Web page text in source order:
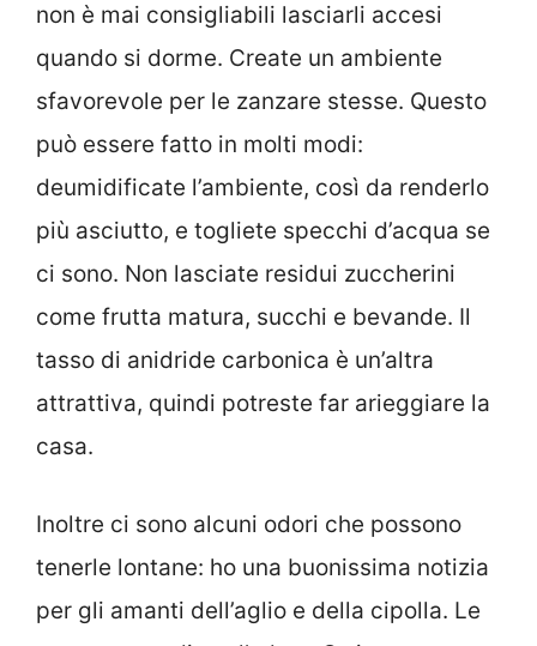
non è mai consigliabili lasciarli accesi
quando si dorme. Create un ambiente
sfavorevole per le zanzare stesse. Questo
può essere fatto in molti modi:
deumidificate l’ambiente, così da renderlo
più asciutto, e togliete specchi d’acqua se
ci sono. Non lasciate residui zuccherini
come frutta matura, succhi e bevande. Il
tasso di anidride carbonica è un’altra
attrattiva, quindi potreste far arieggiare la
casa.
Inoltre ci sono alcuni odori che possono
tenerle lontane: ho una buonissima notizia
per gli amanti dell’aglio e della cipolla. Le